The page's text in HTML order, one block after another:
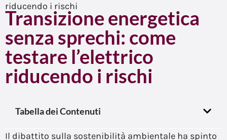
riducendo i rischi
Transizione energetica
senza sprechi: come
testare l’elettrico
riducendo i rischi
Tabella dei Contenuti
Il dibattito sulla sostenibilità ambientale ha spinto